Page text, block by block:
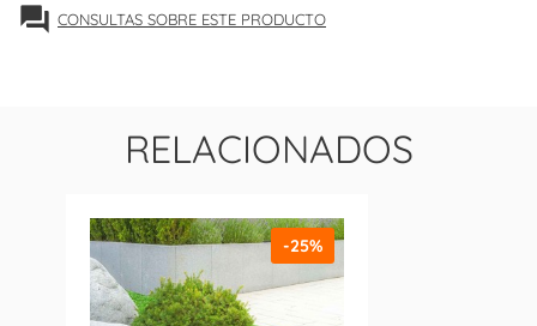
forum CONSULTAS SOBRE ESTE PRODUCTO
RELACIONADOS
-25%